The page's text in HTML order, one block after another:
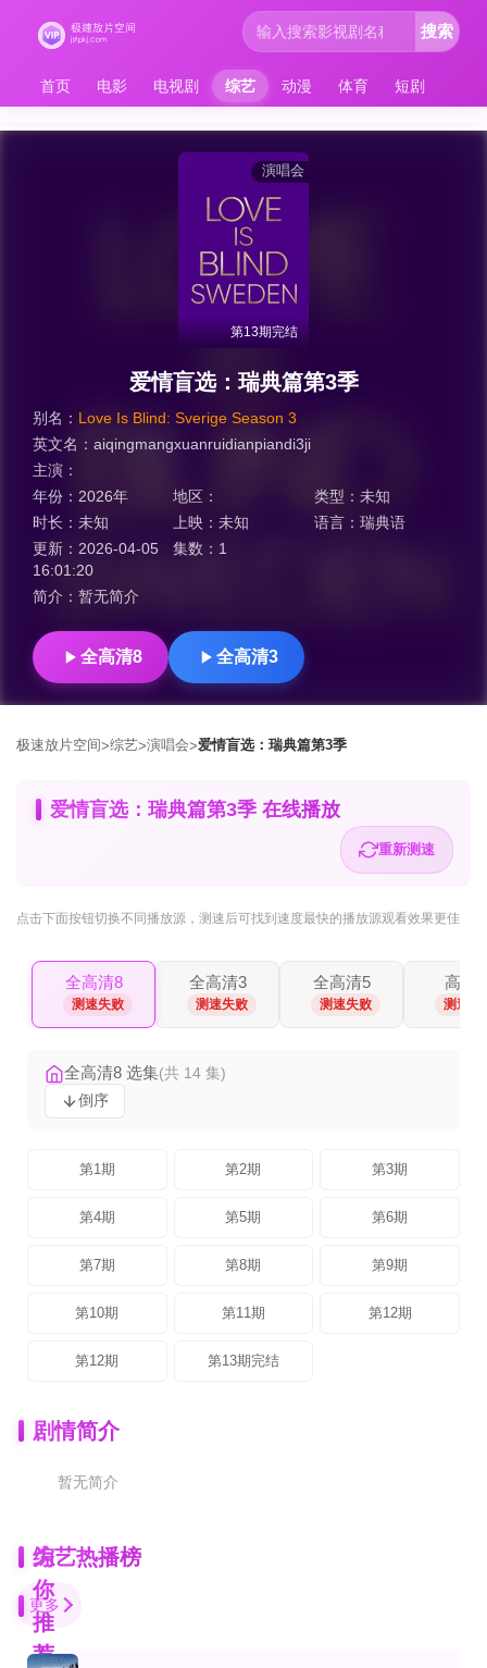
首页 电影 电视剧 综艺 动漫 体育 短剧
搜索
演唱会
第13期完结
爱情盲选：瑞典篇第3季
别名： Love Is Blind: Sverige Season 3
英文名： aiqingmangxuanruidianpiandi3ji
主演：
年份： 2026年 地区： 类型： 未知
时长： 未知 上映：未知 语言： 瑞典语
更新： 2026-04-05
16:01:20
集数： 1
简介： 暂无简介
全高清8 全高清3
极速放片空间>综艺>演唱会>爱情盲选：瑞典篇第3季
爱情盲选：瑞典篇第3季 在线播放
重新测速
点击下面按钮切换不同播放源 ，测速后可找到速度最快的播放源观看效果更佳
全高清8
测速失败
全高清3
测速失败
全高清5
测速失败
高清3
测速失
全高清8 选集(共 14 集)
倒序
第1期 第2期 第3期
第4期 第5期 第6期
第7期 第8期 第9期
第10期 第11期 第12期
第12期 第13期完结
剧情简介
暂无简介
为
你
推
荐
综艺热播榜
更多